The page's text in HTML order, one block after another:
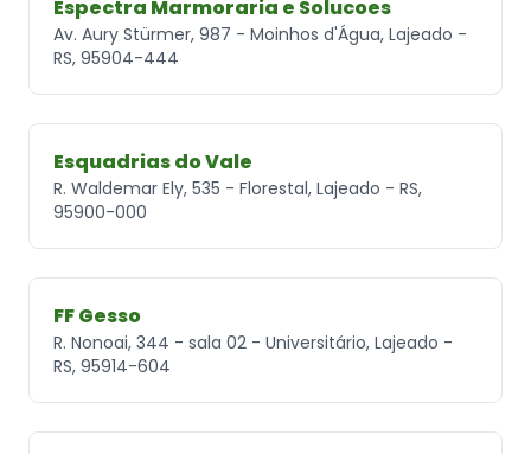
Espectra Marmoraria e Solucoes
Av. Aury Stürmer, 987 - Moinhos d'Água, Lajeado -
RS, 95904-444
Esquadrias do Vale
R. Waldemar Ely, 535 - Florestal, Lajeado - RS,
95900-000
FF Gesso
R. Nonoai, 344 - sala 02 - Universitário, Lajeado -
RS, 95914-604